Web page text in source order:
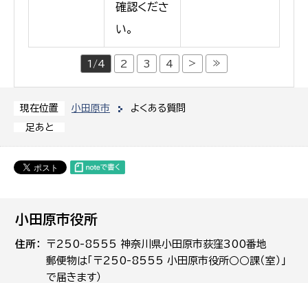
現在位置 小田原市
よくある質問
足あと
確認くださ
い。
1/4 2 3 4 > ≫
小田原市役所
住所
〒250-8555 神奈川県小田原市荻窪300番地
郵便物は「〒250-8555 小田原市役所○○課（室）」
で届きます）